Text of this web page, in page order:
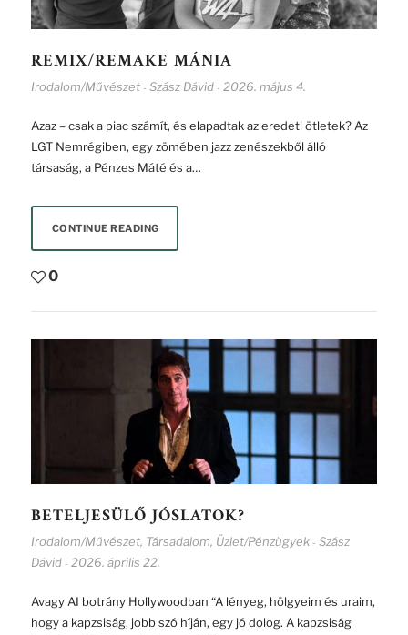
REMIX/REMAKE MÁNIA
Irodalom/Művészet - Szász Dávid - 2026. május 4.
Azaz – csak a piac számít, és elapadtak az eredeti ötletek? Az
LGT Nemrégiben, egy zömében jazz zenészekből álló
társaság, a Pénzes Máté és a…
CONTINUE READING
0
BETELJESÜLŐ JÓSLATOK?
Irodalom/Művészet, Társadalom, Üzlet/Pénzügyek - Szász
Dávid - 2026. április 22.
Avagy AI botrány Hollywoodban “A lényeg, hölgyeim és uraim,
hogy a kapzsiság, jobb szó híján, egy jó dolog. A kapzsiság